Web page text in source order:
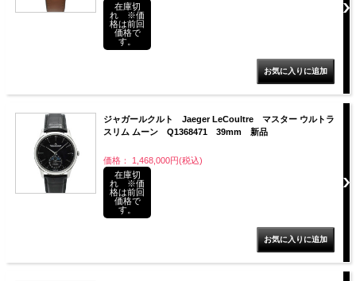
在庫切
れ ※価
格は前回
価格で
す。
ジャガールクルト Jaeger LeCoultre マスター ウルトラ
スリム ムーン Q1368471 39mm 新品
価格： 1,468,000円(税込)
在庫切
れ ※価
格は前回
価格で
す。